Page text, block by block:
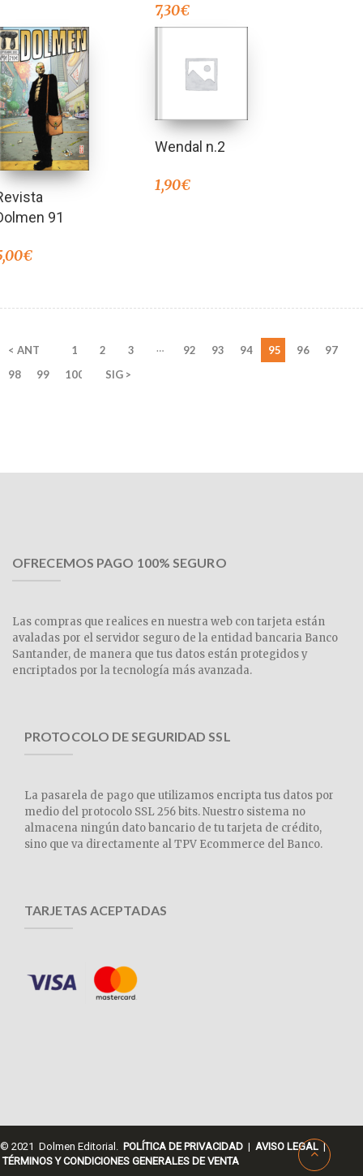
7,30€
91
€
Wendal n.2
1,90€
< ANT 1 2 3 … 92 93 94 95 96
97
98
99 100 SIG >
OFRECEMOS PAGO 100% SEGURO
Las compras que realices en nuestra web con tarjeta están
avaladas por el servidor seguro de la entidad bancaria Banco
Santander, de manera que tus datos están protegidos y
encriptados por la tecnología más avanzada.
PROTOCOLO DE SEGURIDAD SSL
La pasarela de pago que utilizamos encripta tus datos por
medio del protocolo SSL 256 bits. Nuestro sistema no
almacena ningún dato bancario de tu tarjeta de crédito,
sino que va directamente al TPV Ecommerce del Banco.
TARJETAS ACEPTADAS
© 2021 Dolmen Editorial. POLÍTICA DE PRIVACIDAD | AVISO LEGAL |
TÉRMINOS Y CONDICIONES GENERALES DE VENTA